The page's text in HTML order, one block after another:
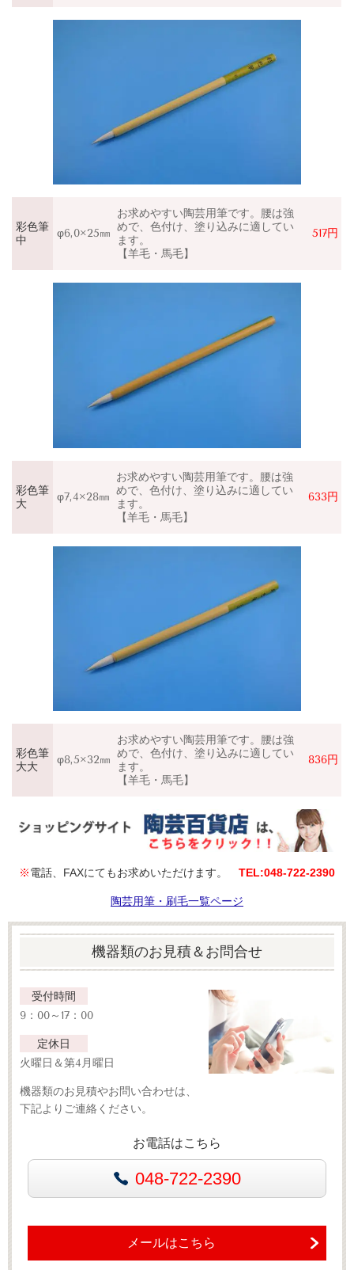
彩色筆
中
φ6,0×25㎜
お求めやすい陶芸用筆です。腰は強
めで、色付け、塗り込みに適してい
ます。
【羊毛・馬毛】
517円
彩色筆
大
φ7,4×28㎜
お求めやすい陶芸用筆です。腰は強
めで、色付け、塗り込みに適してい
ます。
【羊毛・馬毛】
633円
彩色筆
大大
φ8,5×32㎜
お求めやすい陶芸用筆です。腰は強
めで、色付け、塗り込みに適してい
ます。
【羊毛・馬毛】
836円
※電話、FAXにてもお求めいただけます。 TEL:048‐722‐2390
陶芸用筆・刷毛一覧ページ
機器類のお見積＆お問合せ
受付時間
9：00～17：00
定休日
火曜日＆第4月曜日
機器類のお見積やお問い合わせは、
下記よりご連絡ください。
お電話はこちら
048-722-2390
メールはこちら